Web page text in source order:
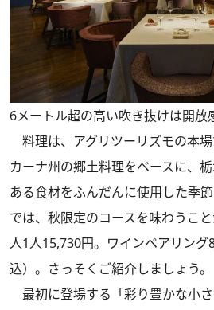
6メートル超の高い吹き抜けは開放
料理は、アグリツーリズモの本
カーナ州の郷土料理をベースに、
ある食材をふんだんに使用した季
では、秋限定のコースを味わうこ
人1人15,730円。ワインペアリング
込）。さっそくご紹介しましょう。
最初に登場する「彩り豊かな小